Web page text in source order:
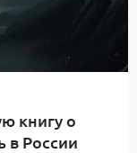
книгу о
в России